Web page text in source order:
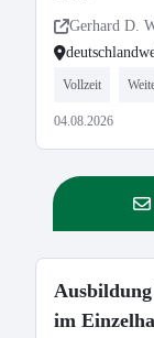
Gerhard D.
Vollzeit
04.08.2026
im